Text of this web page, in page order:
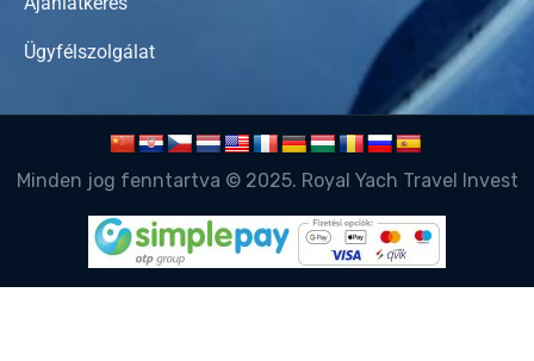
Ügyfélszolgálat
Minden jog fenntartva © 2025. Royal Yach Travel Invest